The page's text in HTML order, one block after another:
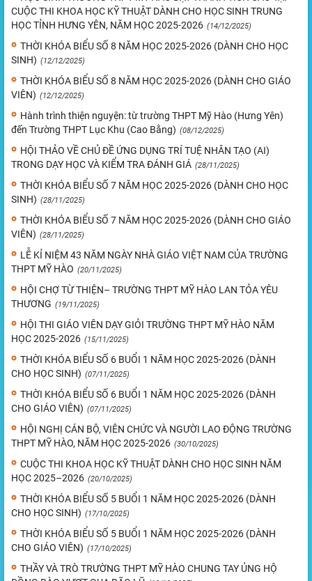
CUỘC THI KHOA HỌC KỸ THUẬT DÀNH CHO HỌC SINH TRUNG
HỌC TỈNH HƯNG YÊN, NĂM HỌC 2025-2026 (14/12/2025)
THỜI KHÓA BIỂU SỐ 8 NĂM HỌC 2025-2026 (DÀNH CHO HỌC
SINH) (12/12/2025)
THỜI KHÓA BIỂU SỐ 8 NĂM HỌC 2025-2026 (DÀNH CHO GIÁO
VIÊN) (12/12/2025)
Hành trình thiện nguyện: từ trường THPT Mỹ Hào (Hưng Yên)
đến Trường THPT Lục Khu (Cao Bằng) (08/12/2025)
HỘI THẢO VỀ CHỦ ĐỀ ỨNG DỤNG TRÍ TUỆ NHÂN TẠO (AI)
TRONG DẠY HỌC VÀ KIỂM TRA ĐÁNH GIÁ (28/11/2025)
THỜI KHÓA BIỂU SỐ 7 NĂM HỌC 2025-2026 (DÀNH CHO HỌC
SINH) (28/11/2025)
THỜI KHÓA BIỂU SỐ 7 NĂM HỌC 2025-2026 (DÀNH CHO GIÁO
VIÊN) (28/11/2025)
LỄ KỈ NIỆM 43 NĂM NGÀY NHÀ GIÁO VIỆT NAM CỦA TRƯỜNG
THPT MỸ HÀO (20/11/2025)
HỘI CHỢ TỪ THIỆN– TRƯỜNG THPT MỸ HÀO LAN TỎA YÊU
THƯƠNG (19/11/2025)
HỘI THI GIÁO VIÊN DẠY GIỎI TRƯỜNG THPT MỸ HÀO NĂM
HỌC 2025-2026 (15/11/2025)
THỜI KHÓA BIỂU SỐ 6 BUỔI 1 NĂM HỌC 2025-2026 (DÀNH
CHO HỌC SINH) (07/11/2025)
THỜI KHÓA BIỂU SỐ 6 BUỔI 1 NĂM HỌC 2025-2026 (DÀNH
CHO GIÁO VIÊN) (07/11/2025)
HỘI NGHỊ CÁN BỘ, VIÊN CHỨC VÀ NGƯỜI LAO ĐỘNG TRƯỜNG
THPT MỸ HÀO, NĂM HỌC 2025-2026 (30/10/2025)
CUỘC THI KHOA HỌC KỸ THUẬT DÀNH CHO HỌC SINH NĂM
HỌC 2025–2026 (20/10/2025)
THỜI KHÓA BIỂU SỐ 5 BUỔI 1 NĂM HỌC 2025-2026 (DÀNH
CHO HỌC SINH) (17/10/2025)
THỜI KHÓA BIỂU SỐ 5 BUỔI 1 NĂM HỌC 2025-2026 (DÀNH
CHO GIÁO VIÊN) (17/10/2025)
THẦY VÀ TRÒ TRƯỜNG THPT MỸ HÀO CHUNG TAY ỦNG HỘ